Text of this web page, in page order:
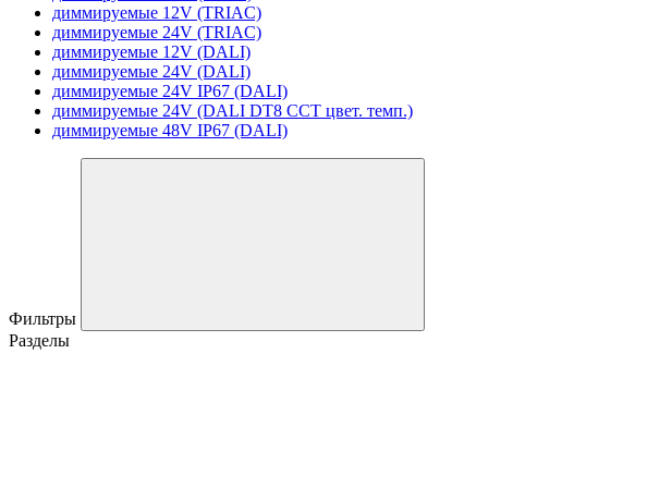
диммируемые 12V (TRIAC)
диммируемые 24V (TRIAC)
диммируемые 12V (DALI)
диммируемые 24V (DALI)
диммируемые 24V IP67 (DALI)
диммируемые 24V (DALI DT8 CCT цвет. темп.)
диммируемые 48V IP67 (DALI)
Фильтры
Разделы